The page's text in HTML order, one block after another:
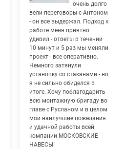
очень долго
вели переговоры с Антоном
- он все выдержал. Подход к
работе меня приятно
удивил - ответы в течении
10 минут и 5 раз мы меняли
проект - все оперативно.
Немного затянули
установку со стаканами - но
я не сильно обиделся в
итоге. Хочу поблагодарить
всю монтажную бригаду во
главе с Русланом и в целом
мои наилучшие пожелания
и удачной работы всей
компании МОСКОВСКИЕ
НАВЕСЫ!